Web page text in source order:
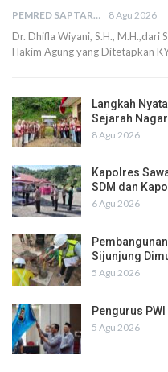
PEMRED SAPTARIUS 8 Agu 2026
Dr. Dhifla Wiyani, S.H., M.H.,dari
Hakim Agung yang Ditetapkan
Langkah
Sejarah
8 Agu 2026
Kapolres
SDM dan
6 Agu 2026
Sijunjung
5 Agu 2026
Pengurus
5 Agu 2026